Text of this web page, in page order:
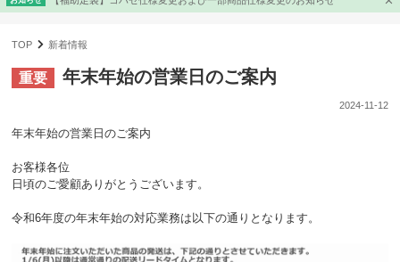
TOP 新着情報
重要 年末年始の営業日のご案内
2024-11-12
年末年始の営業日のご案内
お客様各位
日頃のご愛顧ありがとうございます。
令和6年度の年末年始の対応業務は以下の通りとなります。